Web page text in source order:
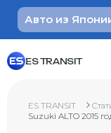
Авто из
ES TRANSIT
ES TRANSIT
Suzuki ALTO 2015